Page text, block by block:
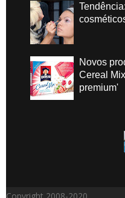
Novos
Cereal
premium'